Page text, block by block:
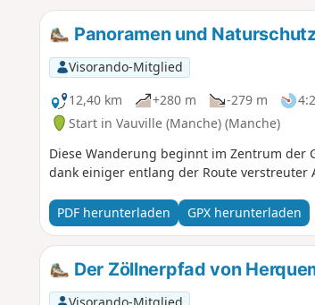
Panoramen und
Visorando-Mitglied
12,40 km
+280 m -279 m
Start in Vauville (Manche) (Manche)
Diese Wanderung beginnt im Zentrum der
dank einiger entlang der Route verstreuter
PDF herunterladen GPX herunterladen
Der Zöllnerpfad von